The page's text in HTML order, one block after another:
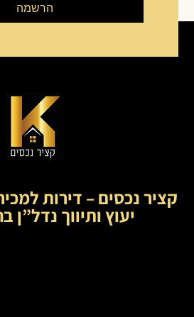
הרשמה
קציר נכסים – דירות
יעוץ ותיווך נדל”ן